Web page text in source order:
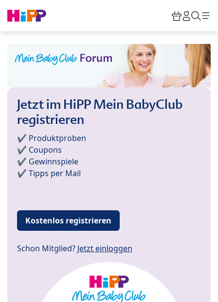
HiPP
Jetzt im HiPP Mein BabyClub
registrieren
✔️ Produktproben
✔️ Coupons
✔️ Gewinnspiele
✔️ Tipps per Mail
Kostenlos registrieren
Schon Mitglied? Jetzt einloggen